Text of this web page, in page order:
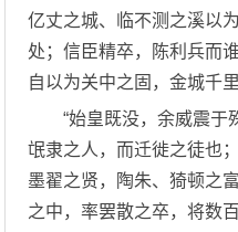
亿丈之城、临不测之溪以
处；信臣精卒，陈利兵而
自以为关中之固，金城千
“始皇既没，余威震于殊
氓隶之人，而迁徙之徒也
墨翟之贤，陶朱、猗顿之
之中，率罢散之卒，将数